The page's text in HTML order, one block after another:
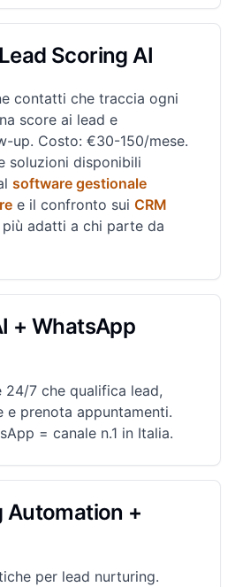
Scoring AI
contatti che traccia ogni
score ai lead e
up. Costo: €30-150/mese.
soluzioni disponibili
software gestionale
e il confronto sui CRM
più adatti a chi parte da
+ WhatsApp
24/7 che qualifica lead,
e prenota appuntamenti.
= canale n.1 in Italia.
Automation +
per lead nurturing.